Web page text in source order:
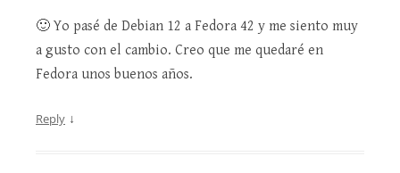
🙂 Yo pasé de Debian 12 a Fedora 42 y me siento muy
a gusto con el cambio. Creo que me quedaré en
Fedora unos buenos años.
Reply ↓